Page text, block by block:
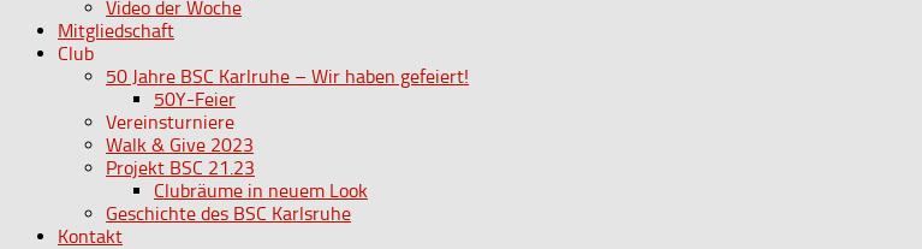
Video der Woche
Mitgliedschaft
Club
50 Jahre BSC Karlruhe – Wir haben gefeiert!
50Y-Feier
Vereinsturniere
Walk & Give 2023
Projekt BSC 21.23
Clubräume in neuem Look
Geschichte des BSC Karlsruhe
Kontakt